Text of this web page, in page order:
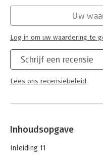
Serie:
Schrijf een recensie
Lees ons recensiebeleid
Uw
Log in om uw waardering te
Inhoudsopgave
Inleiding 11